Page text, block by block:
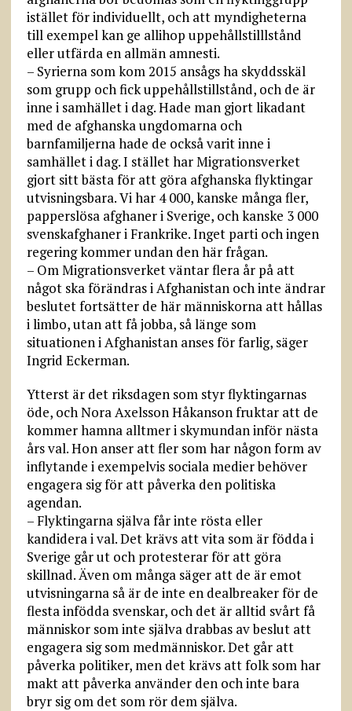
istället för individuellt, och att myndigheterna
till exempel kan ge allihop uppehållstilllstånd
eller utfärda en allmän amnesti.
– Syrierna som kom 2015 ansågs ha skyddsskäl
som grupp och fick uppehållstillstånd, och de är
inne i samhället i dag. Hade man gjort likadant
med de afghanska ungdomarna och
barnfamiljerna hade de också varit inne i
samhället i dag. I stället har Migrationsverket
gjort sitt bästa för att göra afghanska flyktingar
utvisningsbara. Vi har 4 000, kanske många fler,
papperslösa afghaner i Sverige, och kanske 3 000
svenskafghaner i Frankrike. Inget parti och ingen
regering kommer undan den här frågan.
– Om Migrationsverket väntar flera år på att
något ska förändras i Afghanistan och inte ändrar
beslutet fortsätter de här människorna att hållas
i limbo, utan att få jobba, så länge som
situationen i Afghanistan anses för farlig, säger
Ingrid Eckerman.
Ytterst är det riksdagen som styr flyktingarnas
öde, och Nora Axelsson Håkanson fruktar att de
kommer hamna alltmer i skymundan inför nästa
års val. Hon anser att fler som har någon form av
inflytande i exempelvis sociala medier behöver
engagera sig för att påverka den politiska
agendan.
– Flyktingarna själva får inte rösta eller
kandidera i val. Det krävs att vita som är födda i
Sverige går ut och protesterar för att göra
skillnad. Även om många säger att de är emot
utvisningarna så är de inte en dealbreaker för de
flesta infödda svenskar, och det är alltid svårt få
människor som inte själva drabbas av beslut att
engagera sig som medmänniskor. Det går att
påverka politiker, men det krävs att folk som har
makt att påverka använder den och inte bara
bryr sig om det som rör dem själva.